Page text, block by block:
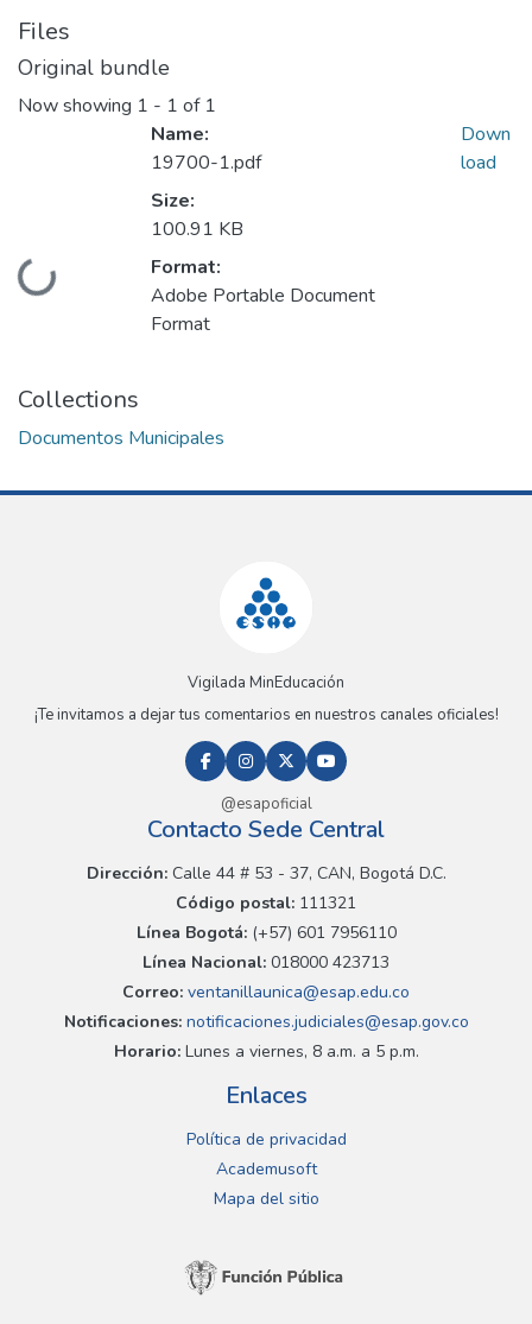
Files
Original bundle
Now showing 1 - 1 of 1
Loading...
Name:
19700-1.pdf
Size:
100.91 KB
Format:
Adobe Portable Document
Format
Down
load
Collections
Documentos Municipales
Vigilada MinEducación
¡Te invitamos a dejar tus comentarios en nuestros canales oficiales!
@esapoficial
Contacto Sede Central
Dirección:Calle 44 # 53 - 37, CAN, Bogotá D.C.
Código postal: 111321
Línea Bogotá:(+57) 601 7956110
Línea Nacional: 018000 423713
Correo: ventanillaunica@esap.edu.co
Notificaciones:notificaciones.judiciales@esap.gov.co
Horario:Lunes a viernes, 8 a.m. a 5 p.m.
Enlaces
Política de privacidad
Academusoft
Mapa del sitio